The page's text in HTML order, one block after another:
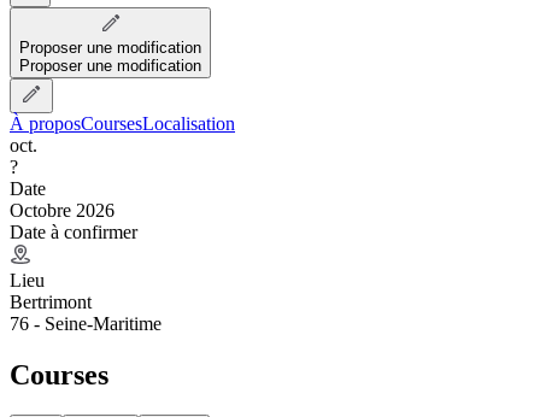
Proposer une modification
Proposer une modification
À proposCoursesLocalisation
oct.
?
Date
Octobre 2026
Date à confirmer
Lieu
Bertrimont
76 - Seine-Maritime
Courses